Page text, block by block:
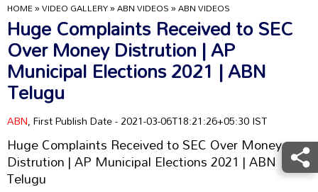
HOME»VIDEO GALLERY»ABN VIDEOS»ABN VIDEOS
Huge Complaints Received to SEC
Over Money Distrution | AP
Municipal Elections 2021 | ABN
Telugu
ABN, First Publish Date - 2021-03-06T18:21:26+05:30 IST
Huge Complaints Received to SEC Over Money
Distrution | AP Municipal Elections 2021 | ABN
Telugu